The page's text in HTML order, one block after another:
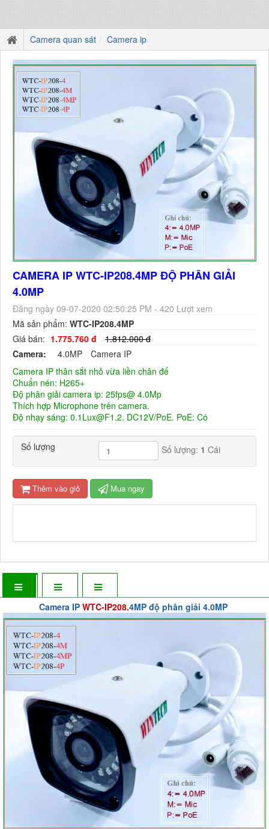
Camera quan sát Camera ip
CAMERA IP WTC-IP208.4MP ĐỘ PHÂN GIẢI
4.0MP
Đăng ngày 09-07-2020 02:50:25 PM - 420 Lượt xem
Mã sản phẩm: WTC-IP208.4MP
Giá bán: 1.775.760 đ
1.812.000 đ
Camera:
4.0MP
Camera IP
Camera IP thân sắt nhỏ vừa liền chân đế
Chuẩn nén: H265+
Độ phân giải camera ip: 25fps@ 4.0Mp
Thích hợp Microphone trên camera.
Độ nhạy sáng: 0.1Lux@F1.2. DC12V/PoE. PoE: Có
Số lượng Số lượng: 1 Cái
Thêm vào giỏ Mua ngay
Camera IP WTC-IP208.4MP độ phân giải 4.0MP